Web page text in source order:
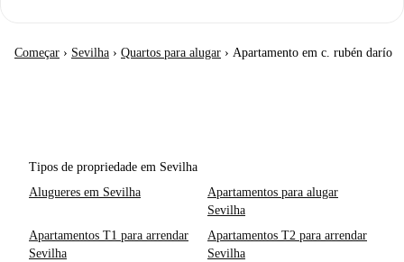
Começar › Sevilha › Quartos para alugar › Apartamento em c. rubén darío
Tipos de propriedade em Sevilha
Alugueres em Sevilha
Apartamentos para alugar
Sevilha
Apartamentos T1 para arrendar
Sevilha
Apartamentos T2 para arrendar
Sevilha